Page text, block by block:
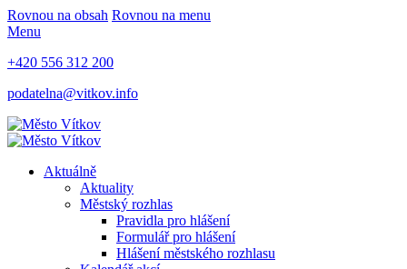
Rovnou na obsah Rovnou na menu
Menu
+420 556 312 200
podatelna@vitkov.info
Aktuálně
Aktuality
Městský rozhlas
Pravidla pro hlášení
Formulář pro hlášení
Hlášení městského rozhlasu